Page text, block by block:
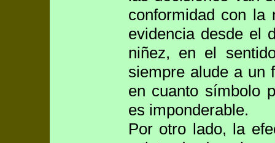
conformidad con la
evidencia desde el
niñez, en el
siempre alude a un
en cuanto símbolo
es imponderable.
Por otro lado, la